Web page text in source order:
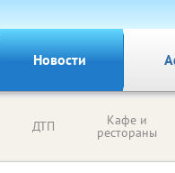
Новости
ДТП Кафе и
рестораны